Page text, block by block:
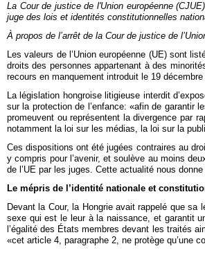
La Cour de justice de l'Union européenne
juge des lois et identités constitutionnelles
À propos de l’arrêt de la Cour de justice de
Les valeurs de l’Union européenne (UE) sont
droits des personnes appartenant à des
recours en manquement introduit le 19
La législation hongroise litigieuse interdit
sur la protection de l’enfance: «afin de garantir
promeuvent ou représentent la divergence par
notamment la loi sur les médias, la loi sur la
Ces dispositions ont été jugées contraires au
y compris pour l’avenir, et soulève au moins
de l’UE par les juges. Cette actualité nous
Le mépris de l’identité nationale et
Devant la Cour, la Hongrie avait rappelé que
sexe qui est le leur à la naissance, et garantit
l’égalité des États membres devant les traités
«cet article 4, paragraphe 2, ne protège qu’une